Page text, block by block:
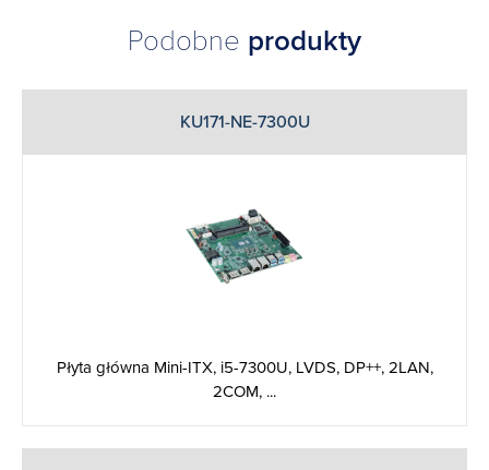
Podobne produkty
KU171-NE-7300U
Płyta główna Mini-ITX, i5-7300U, LVDS, DP++, 2LAN,
2COM, ...